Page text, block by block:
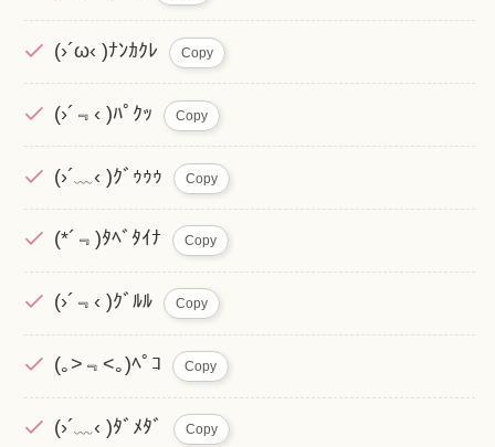
(›´ω‹ )ﾅﾝｶｸﾚ Copy
(›´﹃‹ )ﾊﾟｸｯ Copy
(›´﹏‹ )ｸﾞｩｩｩ Copy
(*´﹃)ﾀﾍﾞﾀｲﾅ Copy
(›´﹃‹ )ｸﾞﾙﾙ Copy
(｡>﹃<｡)ﾍﾟｺ Copy
(›´﹏‹ )ﾀﾞﾒﾀﾞ Copy